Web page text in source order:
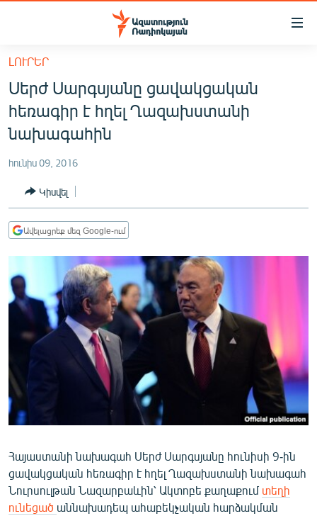
Մատչելիության
հիմնական
բովանդակությանը
Անցնել
հիմնական
մենյուին
ՀԱՅԱՍՏԱՆ
ՔԱՂԱՔԱԿԱՆ
ՀԱՍԱՐԱԿՈՒԹՅՈՒՆ
ՏՆՏԵՍՈՒԹՅՈՒՆ
ՂԱՐԱԲԱՂ
ՊԱՏԵՐԱԶՄԻ 6 ՇԱԲԱԹՆԵՐԸ
ՏԱՐԱԾԱՇՐՋԱՆ
ՄԻՋԱԶԳԱՅԻՆ
ՍՊՈՐՏ
ՄԵԿՆԱԲԱՆՈՒԹՅՈՒՆ
ԿՈՐՈՆԱՎԻՐՈՒՍ
ԱՐԽԻՎ
ՏԵՍԱՆՅՈՒԹԵՐ
ԼՈՒՐԵՐ
Սերժ Սարգսյանը ցավակցական
հեռագիր է հղել Ղազախստանի
նախագահին
հունիս 09, 2016
Կիսվել
Ավելացրեք մեզ Google-ում
Հայաստանի նախագահ Սերժ Սարգսյանը հունիսի 9-ին
ցավակցական հեռագիր է հղել Ղազախստանի նախագահ
Նուրսուլթան Նազարբաևին՝ Ակտոբե քաղաքում տեղի
ունեցած աննախադեպ ահաբեկչական հարձակման